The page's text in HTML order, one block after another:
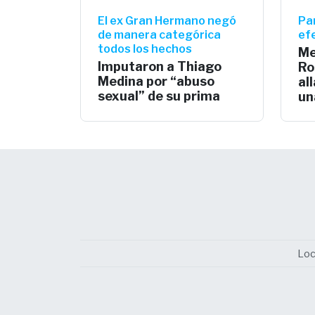
El ex Gran Hermano negó
de manera categórica
todos los hechos
Imputaron a Thiago
Medina por “abuso
sexual” de su prima